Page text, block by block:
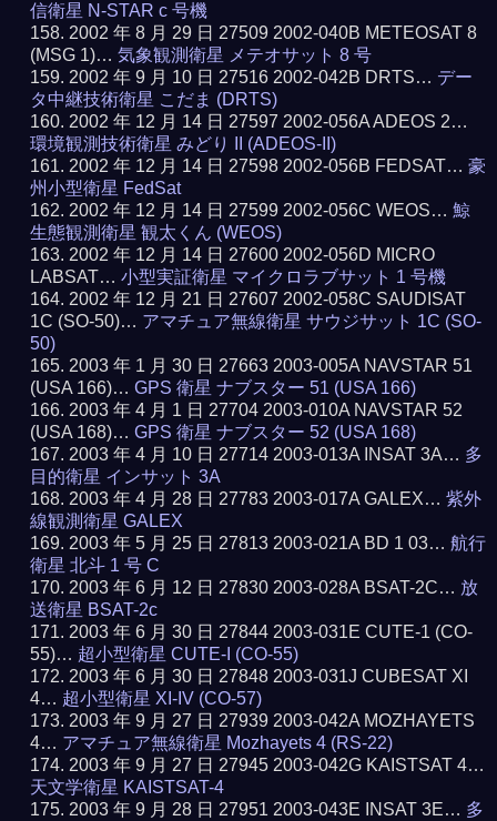
信衛星 N-STAR c 号機
2002 年 8 月 29 日 27509 2002-040B METEOSAT 8
(MSG 1)…気象観測衛星 メテオサット 8 号
2002 年 9 月 10 日 27516 2002-042B DRTS… デー
タ中継技術衛星 こだま (DRTS)
2002 年 12 月 14 日 27597 2002-056A ADEOS 2…
環境観測技術衛星 みどり II (ADEOS-II)
2002 年 12 月 14 日 27598 2002-056B FEDSAT…豪
州小型衛星 FedSat
2002 年 12 月 14 日 27599 2002-056C WEOS…鯨
生態観測衛星 観太くん (WEOS)
2002 年 12 月 14 日 27600 2002-056D MICRO
LABSAT…小型実証衛星 マイクロラブサット 1 号機
2002 年 12 月 21 日 27607 2002-058C SAUDISAT
1C (SO-50)… アマチュア無線衛星 サウジサット 1C (SO-
50)
2003 年 1 月 30 日 27663 2003-005A NAVSTAR 51
(USA 166)…GPS 衛星 ナブスター 51 (USA 166)
2003 年 4 月 1 日 27704 2003-010A NAVSTAR 52
(USA 168)…GPS 衛星 ナブスター 52 (USA 168)
2003 年 4 月 10 日 27714 2003-013A INSAT 3A… 多
目的衛星 インサット 3A
2003 年 4 月 28 日 27783 2003-017A GALEX…紫外
線観測衛星 GALEX
2003 年 5 月 25 日 27813 2003-021A BD 1 03…航行
衛星 北斗 1 号 C
2003 年 6 月 12 日 27830 2003-028A BSAT-2C… 放
送衛星 BSAT-2c
2003 年 6 月 30 日 27844 2003-031E CUTE-1 (CO-
55)… 超小型衛星 CUTE-I (CO-55)
2003 年 6 月 30 日 27848 2003-031J CUBESAT XI
4… 超小型衛星 XI-IV (CO-57)
2003 年 9 月 27 日 27939 2003-042A MOZHAYETS
4… アマチュア無線衛星 Mozhayets 4 (RS-22)
2003 年 9 月 27 日 27945 2003-042G KAISTSAT 4…
天文学衛星 KAISTSAT-4
2003 年 9 月 28 日 27951 2003-043E INSAT 3E… 多